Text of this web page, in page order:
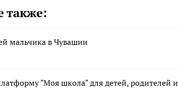
также:
мальчика в Чувашии
"Моя школа" для детей, родителей и